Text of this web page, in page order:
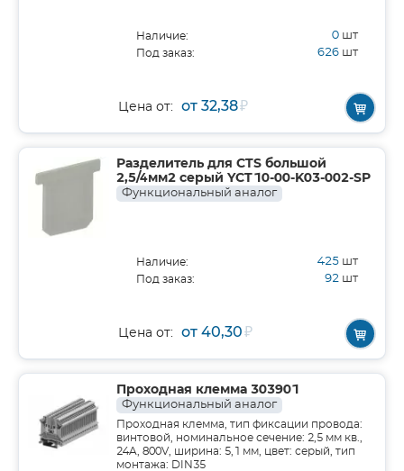
Наличие: 0 шт
Под заказ: 626 шт
Цена от: от 32,38₽
Разделитель для CTS большой
2,5/4мм2 серый YCT10-00-K03-002-SP
Функциональный аналог
Наличие: 425 шт
Под заказ: 92 шт
Цена от: от 40,30₽
Проходная клемма 303901
Функциональный аналог
Проходная клемма, тип фиксации провода:
винтовой, номинальное сечение: 2,5 мм кв.,
24A, 800V, ширина: 5,1 мм, цвет: серый, тип
монтажа: DIN35